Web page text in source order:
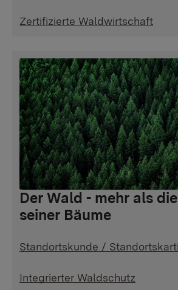
Zertifizierte Waldwirtschaft
Der Wald - mehr als
seiner Bäume
Standortskunde /
Integrierter Waldschutz